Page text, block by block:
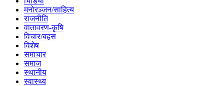
मनोरञ्जन/साहित्य
राजनीति
वातावरण-कृषि
विचार/बहस
विशेष
समाचार
समाज
स्थानीय
स्वास्थ्य